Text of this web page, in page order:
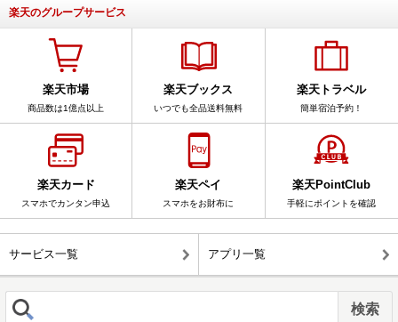
楽天のグループサービス
楽天市場
商品数は1億点以上
楽天ブックス
いつでも全品送料無料
楽天トラベル
簡単宿泊予約！
楽天カード
スマホでカンタン申込
楽天ペイ
スマホをお財布に
楽天PointClub
手軽にポイントを確認
サービス一覧 アプリ一覧